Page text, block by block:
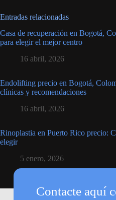
Entradas relacionadas
Casa de recuperación en Bogotá,
para elegir el mejor centro
16 abril, 2026
Endolifting precio en Bogotá,
clínicas y recomendaciones
16 abril, 2026
Rinoplastia en Puerto Rico precio:
elegir
5 enero, 2026
Contacte aquí